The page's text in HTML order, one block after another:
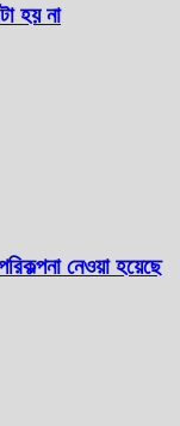
হয় না
নেওয়া হয়েছে